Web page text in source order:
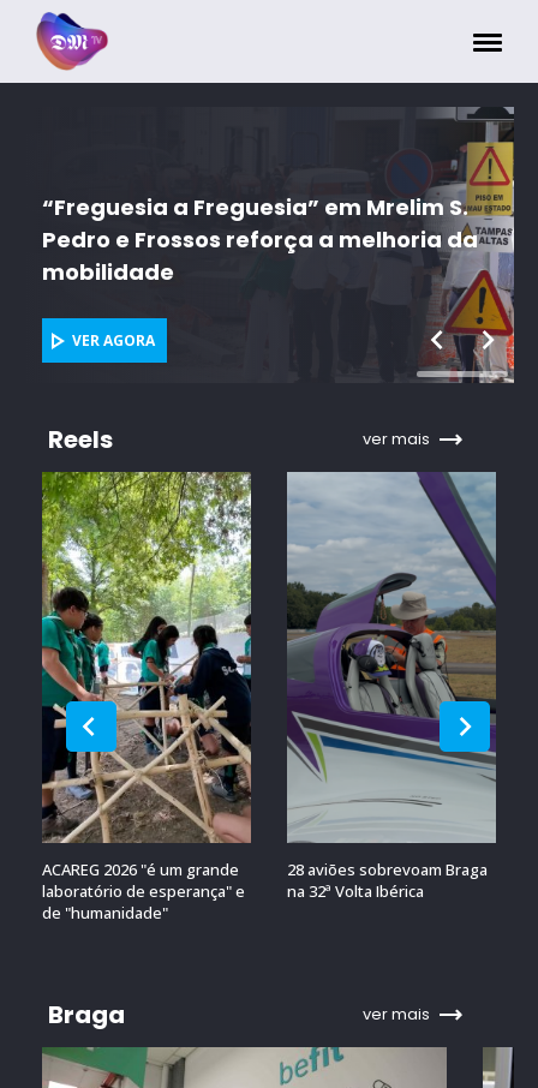
S.
da
ACAREG 2026 "é um grande
de esperança" e de "humanidade"
VER AGORA
Reels ver mais
ACAREG 2026 "é um grande
laboratório de esperança" e
de "humanidade"
28 aviões sobrevoam Braga
na 32ª Volta Ibérica
Braga ver mais
Painel de Gerenciamento de Cookies